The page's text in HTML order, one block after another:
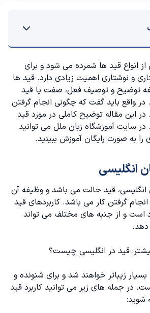
قید حالت در انگلیسی
حالت در انگلیسی
قید حالت در انگلیسی
قید حالت
در انگلیسی
در انگلیسی
در انگلیسی
انواع قید ها شمرده می شود و برای
و نوشتاری اهمیت زیادی دارد. قید ها
توضیح و توصیف فعل، صفت یا قید
در واقع باید گفت که چگونی انجام گرفتن
این مقاله توضیح کاملی در مورد قید
در سایت آموزشگاه زبان ملل می توانید
را به صورت رایگان آموزش ببینید.
انگلیسی
انگلیسی، قید حالت می باشد و وظیفه آن
گرفتن کار می باشد. کاربردهای قید
است و از جنبه های مختلف می تواند
دهد.
قید در انگلیسی چیست؟
زیباتر خواهند شد و برای شنونده و
در جمله های زیر می توانید کاربرد قید
شوید: